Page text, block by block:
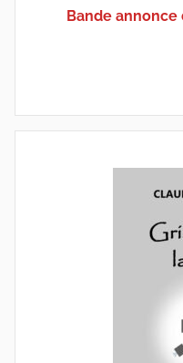
Bande annonce